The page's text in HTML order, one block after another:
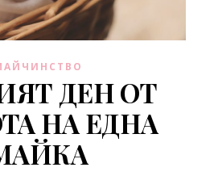
ДЕН ОТ
НА ЕДНА